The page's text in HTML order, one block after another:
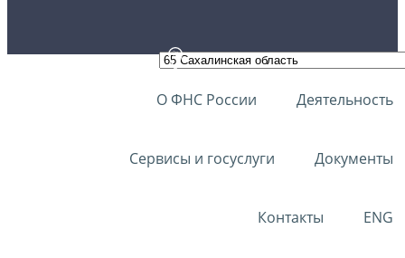
О ФНС России Деятельность
Сервисы и госуслуги Документы
Контакты ENG